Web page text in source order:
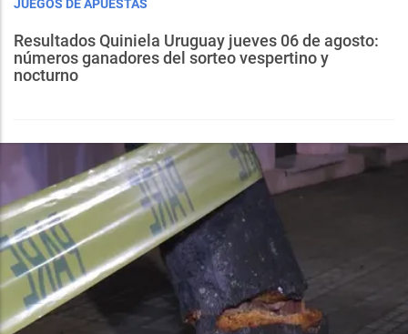
JUEGOS DE APUESTAS
Resultados Quiniela Uruguay jueves 06 de agosto:
números ganadores del sorteo vespertino y
nocturno